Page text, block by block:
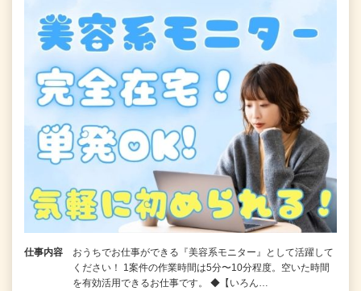
仕事内容
おうちでお仕事ができる『美容系モニター』として活躍して
ください！ 1案件の作業時間は5分〜10分程度。空いた時間
を有効活用できるお仕事です。 ◆【いろん…